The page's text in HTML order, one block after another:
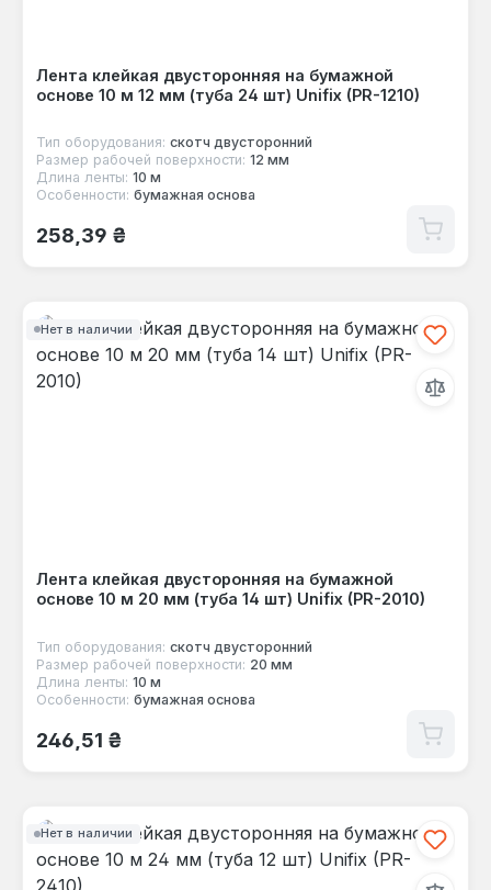
Лента клейкая двусторонняя на бумажной
основе 10 м 12 мм (туба 24 шт) Unifix (PR-1210)
Тип оборудования: скотч двусторонний
Размер рабочей поверхности: 12 мм
Длина ленты: 10 м
Особенности: бумажная основа
Обычная цена:
258,39 ₴
Нет в наличии
Лента клейкая двусторонняя на бумажной
основе 10 м 20 мм (туба 14 шт) Unifix (PR-2010)
Тип оборудования: скотч двусторонний
Размер рабочей поверхности: 20 мм
Длина ленты: 10 м
Особенности: бумажная основа
Обычная цена:
246,51 ₴
Нет в наличии